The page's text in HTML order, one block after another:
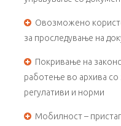
Овозможено
за проследување на
Покривање на
работење во архива со
регулативи и норми
Мобилност –